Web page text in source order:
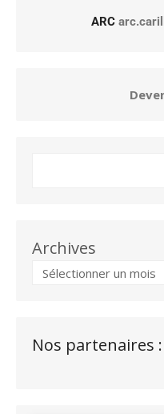
ARC
Archives
Nos partenaires :